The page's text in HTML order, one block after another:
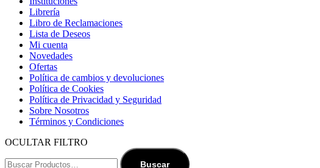
Librería
Libro de Reclamaciones
Lista de Deseos
Mi cuenta
Novedades
Ofertas
Política de cambios y devoluciones
Política de Cookies
Política de Privacidad y Seguridad
Sobre Nosotros
Términos y Condiciones
OCULTAR FILTRO
Buscar